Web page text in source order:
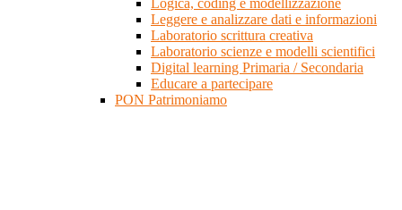
Logica, coding e modellizzazione
Leggere e analizzare dati e informazioni
Laboratorio scrittura creativa
Laboratorio scienze e modelli scientifici
Digital learning Primaria / Secondaria
Educare a partecipare
PON Patrimoniamo